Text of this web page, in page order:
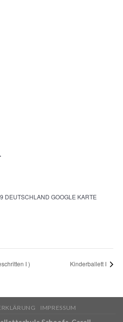
DEUTSCHLAND GOOGLE KARTE
I ) Kinderballett I
IMPRESSUM